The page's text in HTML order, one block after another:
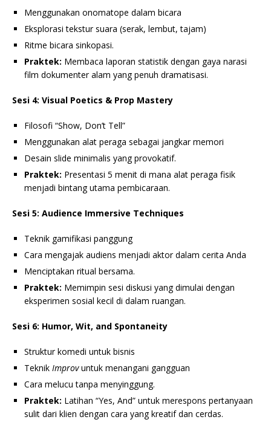
Menggunakan onomatope dalam bicara
Eksplorasi tekstur suara (serak, lembut, tajam)
Ritme bicara sinkopasi.
Praktek: Membaca laporan statistik dengan gaya narasi
film dokumenter alam yang penuh dramatisasi.
Sesi 4: Visual Poetics & Prop Mastery
Filosofi “Show, Don’t Tell”
Menggunakan alat peraga sebagai jangkar memori
Desain slide minimalis yang provokatif.
Praktek: Presentasi 5 menit di mana alat peraga fisik
menjadi bintang utama pembicaraan.
Sesi 5: Audience Immersive Techniques
Teknik gamifikasi panggung
Cara mengajak audiens menjadi aktor dalam cerita Anda
Menciptakan ritual bersama.
Praktek: Memimpin sesi diskusi yang dimulai dengan
eksperimen sosial kecil di dalam ruangan.
Sesi 6: Humor, Wit, and Spontaneity
Struktur komedi untuk bisnis
Teknik Improvuntuk menangani gangguan
Cara melucu tanpa menyinggung.
Praktek: Latihan “Yes, And” untuk merespons pertanyaan
sulit dari klien dengan cara yang kreatif dan cerdas.